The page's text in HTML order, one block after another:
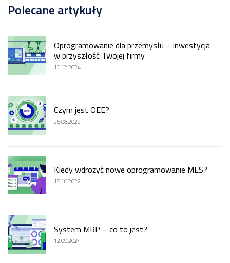
BAZA
WIEDZY
Dostępność
co musisz
wiedzieć
kabli
i
dla
przemysłu
samochodowego
Pozostałe
REFERENCJE
EtyFlex
TT
Plast
Polecane artykuły
Oprogramowanie dla przemysłu – inwestycja
w przyszłość Twojej firmy
10.12.2024
Czym jest OEE?
26.08.2022
Kiedy wdrożyć nowe oprogramowanie MES?
18.10.2022
System MRP – co to jest?
12.09.2024